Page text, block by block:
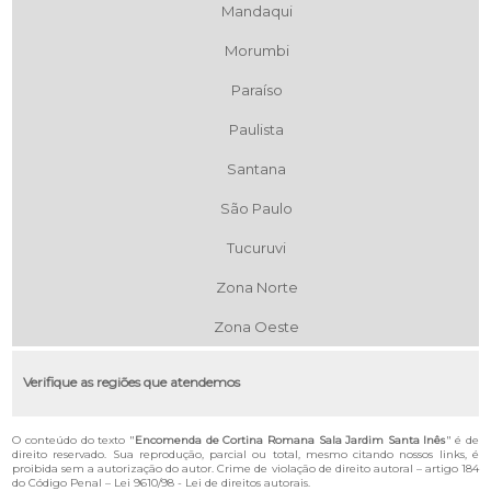
Mandaqui
Morumbi
Paraíso
Paulista
Santana
São Paulo
Tucuruvi
Zona Norte
Zona Oeste
Verifique as regiões que atendemos
O conteúdo do texto "Encomenda de Cortina Romana Sala Jardim Santa Inês" é de
direito reservado. Sua reprodução, parcial ou total, mesmo citando nossos links, é
proibida sem a autorização do autor. Crime de violação de direito autoral – artigo 184
do Código Penal – Lei 9610/98 - Lei de direitos autorais